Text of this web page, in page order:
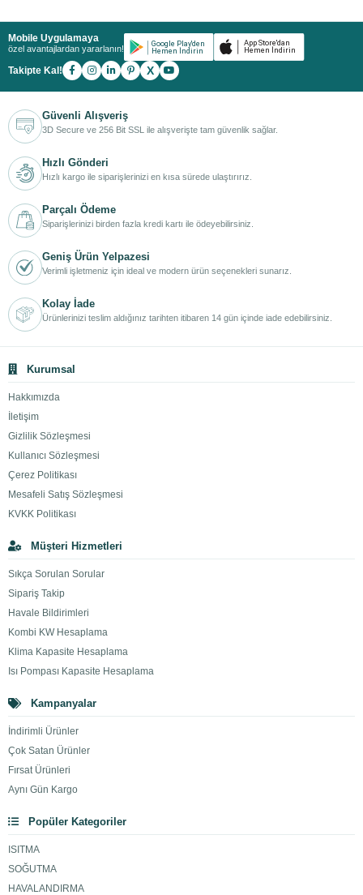
Mobile Uygulamaya
özel avantajlardan yararlanın!
Takipte Kal! X
Güvenli Alışveriş
3D Secure ve 256 Bit SSL ile alışverişte tam güvenlik sağlar.
Hızlı Gönderi
Hızlı kargo ile siparişlerinizi en kısa sürede ulaştırırız.
Parçalı Ödeme
Siparişlerinizi birden fazla kredi kartı ile ödeyebilirsiniz.
Geniş Ürün Yelpazesi
Verimli işletmeniz için ideal ve modern ürün seçenekleri sunarız.
Kolay İade
Ürünlerinizi teslim aldığınız tarihten itibaren 14 gün içinde iade edebilirsiniz.
Kurumsal
Hakkımızda
İletişim
Gizlilik Sözleşmesi
Kullanıcı Sözleşmesi
Çerez Politikası
Mesafeli Satış Sözleşmesi
KVKK Politikası
Müşteri Hizmetleri
Sıkça Sorulan Sorular
Sipariş Takip
Havale Bildirimleri
Kombi KW Hesaplama
Klima Kapasite Hesaplama
Isı Pompası Kapasite Hesaplama
Kampanyalar
İndirimli Ürünler
Çok Satan Ürünler
Fırsat Ürünleri
Aynı Gün Kargo
Popüler Kategoriler
ISITMA
SOĞUTMA
HAVALANDIRMA